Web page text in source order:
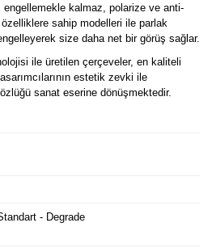
engellemekle kalmaz, polarize ve anti-
sahip modelleri ile parlak
size daha net bir görüş sağlar.
ile üretilen çerçeveler, en kaliteli
estetik zevki ile
sanat eserine dönüşmektedir.
- Degrade